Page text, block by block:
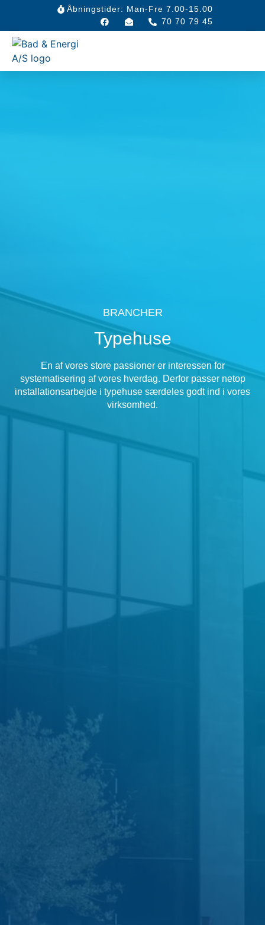
Åbningstider: Man-Fre 7.00-15.00
70 70 79 45
BRANCHER
Typehuse
En af vores store passioner er interessen for
systematisering af vores hverdag. Derfor passer netop
installationsarbejde i typehuse særdeles godt ind i vores
virksomhed.